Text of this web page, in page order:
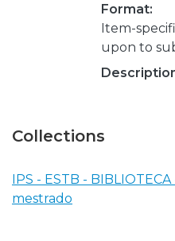
Format:
Item-
upon to
Collections
IPS - ESTB -
mestrado